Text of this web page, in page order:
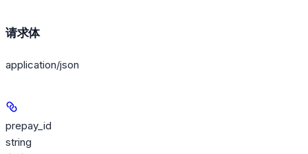
请求体
application/json
prepay_id
string